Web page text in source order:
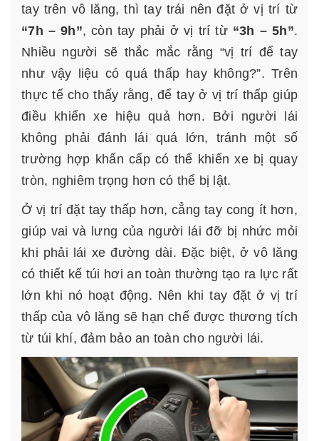
tay trên vô lăng, thì tay trái nên đặt ở vị trí từ
“7h – 9h”, còn tay phải ở vị trí từ “3h – 5h”.
Nhiều người sẽ thắc mắc rằng “vị trí để tay
như vậy liệu có quá thấp hay không?”. Trên
thực tế cho thấy rằng, để tay ở vị trí thấp giúp
điều khiển xe hiệu quả hơn. Bởi người lái
không phải đánh lái quá lớn, tránh một số
trường hợp khẩn cấp có thể khiến xe bị quay
tròn, nghiêm trọng hơn có thể bị lật.
Ở vị trí đặt tay thấp hơn, cẳng tay cong ít hơn,
giúp vai và lưng của người lái đỡ bị nhức mỏi
khi phải lái xe đường dài. Đặc biệt, ở vô lăng
có thiết kế túi hơi an toàn thường tạo ra lực rất
lớn khi nó hoạt động. Nên khi tay đặt ở vị trí
thấp của vô lăng sẽ hạn chế được thương tích
từ túi khí, đảm bảo an toàn cho người lái.